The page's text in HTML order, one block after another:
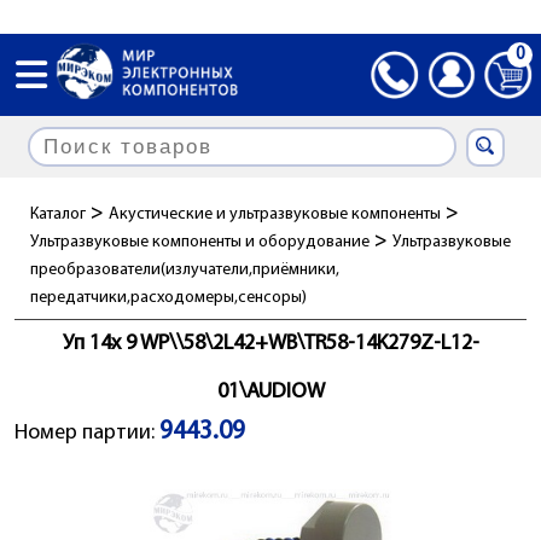
0
Каталог > Акустические и ультразвуковые компоненты >
Ультразвуковые компоненты и оборудование > Ультразвуковые
преобразователи(излучатели,приёмники,
передатчики,расходомеры,сенсоры)
Уп 14x 9 WP\\58\2L42+WB\TR58-14K279Z-L12-
01\AUDIOW
Номер партии: 9443.09